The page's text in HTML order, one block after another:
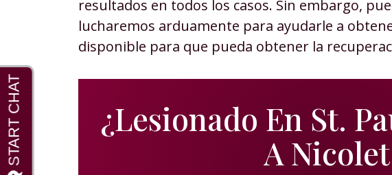
resultados en todos los casos. Sin embargo,
lucharemos arduamente para ayudarle a
disponible para que pueda obtener la
¿Lesionado En St.
A